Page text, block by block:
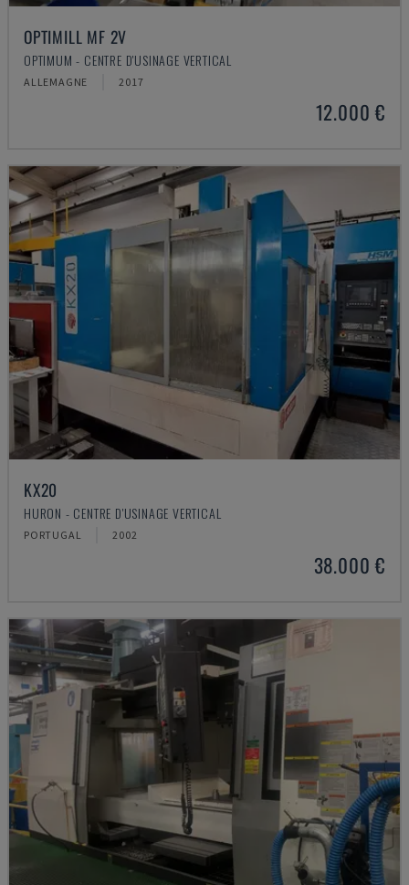
OPTIMILL MF 2V
OPTIMUM - CENTRE D'USINAGE VERTICAL
ALLEMAGNE 2017
12.000 €
KX20
HURON - CENTRE D'USINAGE VERTICAL
PORTUGAL 2002
38.000 €